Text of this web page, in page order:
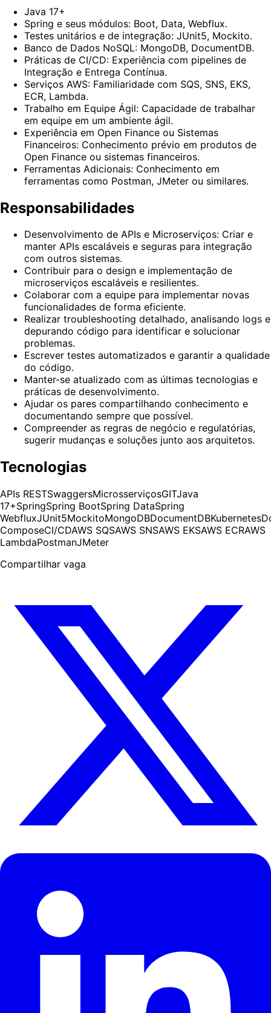
Java 17+
Spring e seus módulos: Boot, Data, Webflux.
Testes unitários e de integração: JUnit5, Mockito.
Banco de Dados NoSQL: MongoDB, DocumentDB.
Práticas de CI/CD: Experiência com pipelines de
Integração e Entrega Contínua.
Serviços AWS: Familiaridade com SQS, SNS, EKS,
ECR, Lambda.
Trabalho em Equipe Ágil: Capacidade de trabalhar
em equipe em um ambiente ágil.
Experiência em Open Finance ou Sistemas
Financeiros: Conhecimento prévio em produtos de
Open Finance ou sistemas financeiros.
Ferramentas Adicionais: Conhecimento em
ferramentas como Postman, JMeter ou similares.
Responsabilidades
Desenvolvimento de APIs e Microserviços: Criar e
manter APIs escaláveis e seguras para integração
com outros sistemas.
Contribuir para o design e implementação de
microserviços escaláveis e resilientes.
Colaborar com a equipe para implementar novas
funcionalidades de forma eficiente.
Realizar troubleshooting detalhado, analisando logs e
depurando código para identificar e solucionar
problemas.
Escrever testes automatizados e garantir a qualidade
do código.
Manter-se atualizado com as últimas tecnologias e
práticas de desenvolvimento.
Ajudar os pares compartilhando conhecimento e
documentando sempre que possível.
Compreender as regras de negócio e regulatórias,
sugerir mudanças e soluções junto aos arquitetos.
Tecnologias
APIs RESTSwaggersMicrosserviçosGITJava
17+SpringSpring BootSpring DataSpring
WebfluxJUnit5MockitoMongoDBDocumentDBKubernetes
ComposeCI/CDAWS SQSAWS SNSAWS EKSAWS ECRAWS
LambdaPostmanJMeter
Compartilhar vaga